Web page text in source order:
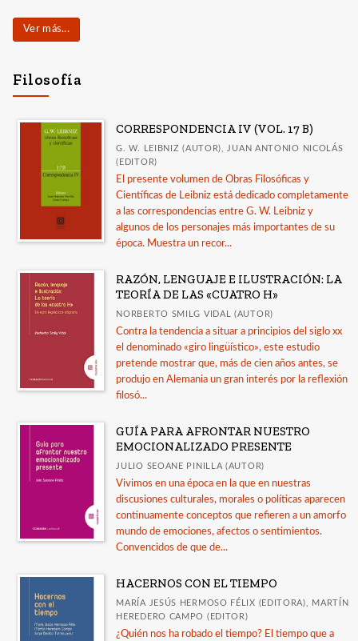
Ver más...
Filosofía
CORRESPONDENCIA IV (VOL. 17 B)
G. W. LEIBNIZ (AUTOR), JUAN ANTONIO NICOLÁS
(EDITOR)
El presente volumen de Obras Filosóficas y
Científicas de Leibniz está dedicado completamente
a las correspondencias entre G. W. Leibniz y
algunos de los personajes más importantes de su
época. Muestra un recor...
RAZÓN, LENGUAJE E ILUSTRACIÓN: LA
TEORÍA DE LAS «CUATRO H»
NORBERTO SMILG VIDAL (AUTOR)
Contra la tendencia a situar a principios del siglo xx
el denominado «giro lingüístico», este estudio
pretende mostrar que, más de cien años antes, se
produjo en Alemania un gran interés por la reflexión
filosó...
GUÍA PARA AFRONTAR NUESTRO
EMOCIONALIZADO PRESENTE
JULIO SEOANE PINILLA (AUTOR)
Vivimos en una época en la que en nuestras
discusiones culturales, morales o políticas aparecen
continuamente conceptos que refieren a un amorfo
mundo de emociones, afectos o sentimientos.
Convencidos de que de...
HACERNOS CON EL TIEMPO
MARÍA JESÚS HERMOSO FÉLIX (EDITORA), MARTÍN
HEREDERO CAMPO (EDITOR)
¿Quién nos ha robado el tiempo? El tiempo que a